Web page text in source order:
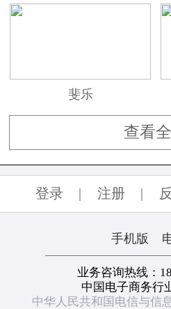
斐乐
查看
登录 | 注册 |
手机版
业务咨询热线：
中国电子商务行
中华人民共和国电信与信